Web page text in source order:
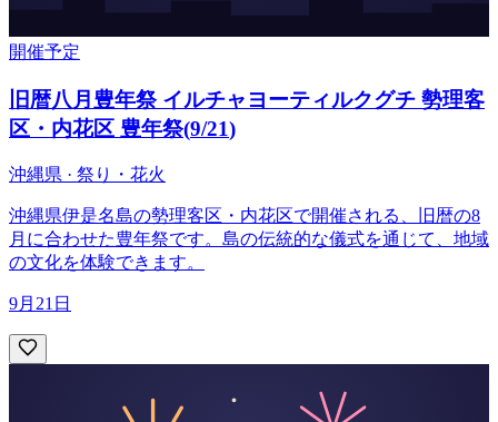
開催予定
旧暦八月豊年祭 イルチャヨーティルクグチ 勢理客
区・内花区 豊年祭(9/21)
沖縄県 · 祭り・花火
沖縄県伊是名島の勢理客区・内花区で開催される、旧暦の8
月に合わせた豊年祭です。島の伝統的な儀式を通じて、地域
の文化を体験できます。
9月21日